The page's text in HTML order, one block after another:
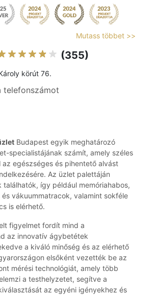
Mutass többet >>
(355)
körút 76.
telefonszámot
Budapest egyik meghatározó
specialistájának számít, amely széles
egészséges és pihentető alvást
Az üzlet palettáján
találhatók, így például memóriahabos,
vákuummatracok, valamint sokféle
is elérhető.
figyelmet fordít mind a
az innovatív ágybetétek
a kiváló minőség és az elérhető
elsőként vezették be az
mérési technológiát, amely több
a testhelyzetet, segítve a
az egyéni igényekhez és